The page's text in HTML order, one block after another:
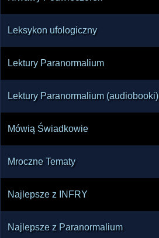
Leksykon ufologiczny
Lektury Paranormalium
Lektury Paranormalium (audiobooki)
Mówią Świadkowie
Mroczne Tematy
Najlepsze z INFRY
Najlepsze z Paranormalium